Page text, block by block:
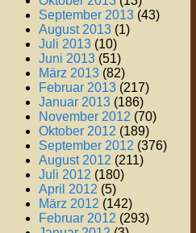
September 2013 (43)
August 2013 (1)
Juli 2013 (10)
Juni 2013 (51)
März 2013 (82)
Februar 2013 (217)
Januar 2013 (186)
November 2012 (70)
Oktober 2012 (189)
September 2012 (376)
August 2012 (211)
Juli 2012 (180)
April 2012 (5)
März 2012 (142)
Februar 2012 (293)